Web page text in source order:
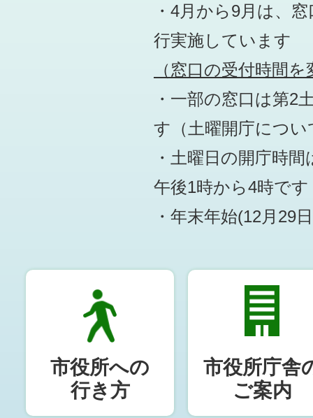
・4月から9月は、
行実施しています
（窓口の受付時間
・一部の窓口は第2
す （土曜開庁につ
・土曜日の開庁時
午後1時から4時です
・年末年始(12月29
市役所への
行き方
市役所庁舎
ご案内